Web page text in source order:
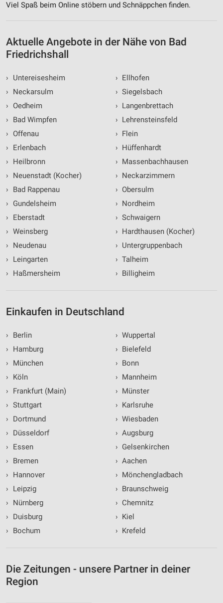
Viel Spaß beim Online stöbern und Schnäppchen finden.
Aktuelle Angebote in der Nähe von Bad
Friedrichshall
›
Untereisesheim
›
Neckarsulm
›
Oedheim
›
Bad Wimpfen
›
Offenau
›
Erlenbach
›
Heilbronn
›
Neuenstadt (Kocher)
›
Bad Rappenau
›
Gundelsheim
›
Eberstadt
› Weinsberg
›
Neudenau
›
Leingarten
›
Haßmersheim
› Ellhofen
› Siegelsbach
› Langenbrettach
› Lehrensteinsfeld
› Flein
› Hüffenhardt
› Massenbachhausen
› Neckarzimmern
› Obersulm
› Nordheim
› Schwaigern
› Hardthausen (Kocher)
› Untergruppenbach
› Talheim
› Billigheim
Einkaufen in Deutschland
›
Berlin
›
Hamburg
›
München
›
Köln
›
Frankfurt (Main)
› Stuttgart
›
Dortmund
›
Düsseldorf
›
Essen
›
Bremen
›
Hannover
›
Leipzig
›
Nürnberg
›
Duisburg
›
Bochum
› Wuppertal
› Bielefeld
› Bonn
› Mannheim
› Münster
› Karlsruhe
› Wiesbaden
› Augsburg
› Gelsenkirchen
› Aachen
› Mönchengladbach
› Braunschweig
› Chemnitz
› Kiel
› Krefeld
Die Zeitungen - unsere Partner in deiner
Region